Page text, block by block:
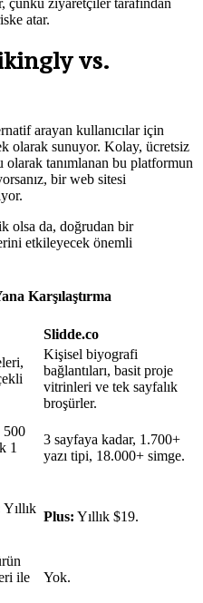
ziyaretçiler tarafından
atar.
vs.
arayan kullanıcılar için
olarak sunuyor. Kolay, ücretsiz
tanımlanan bu platformun
bir web sitesi
olsa da, doğrudan bir
etkileyecek önemli
Karşılaştırma
Slidde.co
Kişisel biyografi
bağlantıları, basit proje
vitrinleri ve tek sayfalık
broşürler.
500
1
3 sayfaya kadar, 1.700+
yazı tipi, 18.000+ simge.
Yıllık
Plus: Yıllık $19.
ile
Yok.